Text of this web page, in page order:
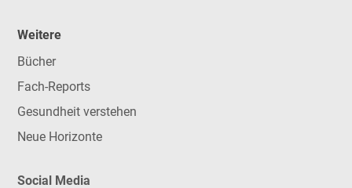
Weitere
Bücher
Fach-Reports
Gesundheit verstehen
Neue Horizonte
Social Media